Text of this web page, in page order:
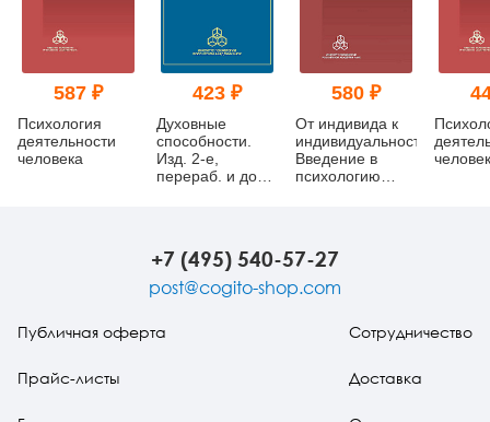
587 ₽
Психология
деятельности
человека
423 ₽
Духовные
способности.
Изд. 2-е,
перераб. и доп.
580 ₽
От индивида к
индивидуальности:
Введение в
психологию
+7 (495) 540-57-27
post@cogito-shop.com
Публичная оферта
Прайс-листы
Сотрудничество
Доставка